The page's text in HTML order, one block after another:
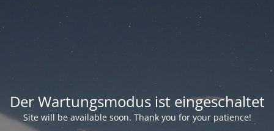
Der Wartungsmodus ist eingeschaltet
Site will be available soon. Thank you for your patience!